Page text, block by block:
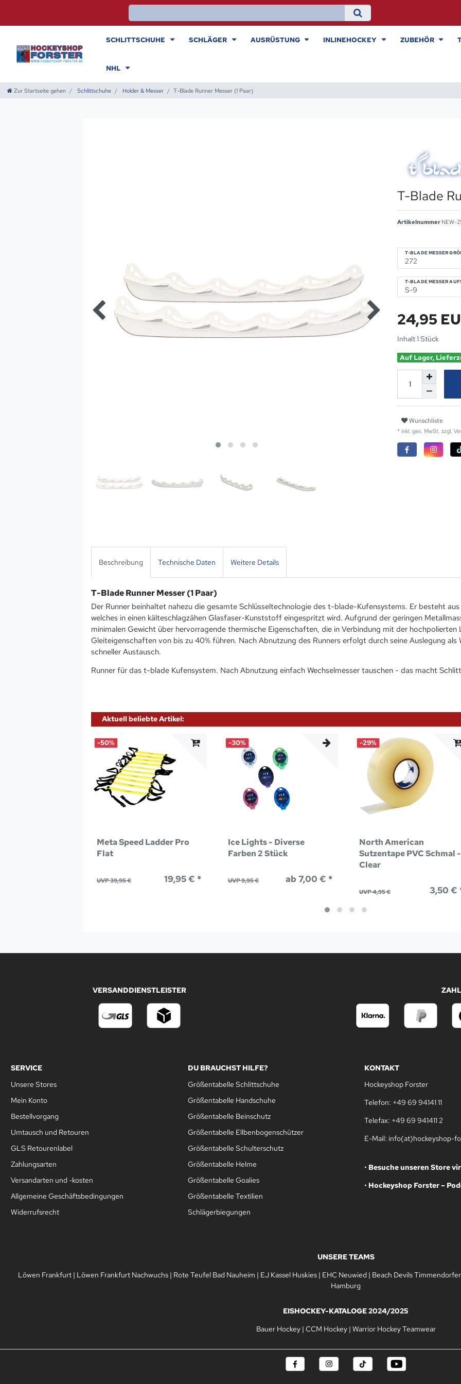
SCHLITTSCHUHE SCHLÄGER AUSRÜSTUNG INLINEHOCKEY ZUBEHÖR
NHL
Zur Startseite gehen Schlittschuhe Holder & Messer T-Blade Runner Messer (1 Paar)
T-Blade
Artikelnummer NEW-
T-BLADE MESSER
T-BLADE MESSER
24,95
Inhalt1Stück
Auf Lager,
Wunschliste
* inkl. ges. MwSt. zzgl.
Beschreibung Technische Daten Weitere Details
T-Blade Runner Messer (1 Paar)
Der Runner beinhaltet nahezu die gesamte Schlüsseltechnologie des t-blade-Kufensystems. Er besteht
welches in einen kälteschlagzähen Glasfaser-Kunststoff eingespritzt wird. Aufgrund der geringen
minimalen Gewicht über hervorragende thermische Eigenschaften, die in Verbindung mit der hochpolierten
Gleiteigenschaften von bis zu 40% führen. Nach Abnutzung des Runners erfolgt durch seine Auslegung als
schneller Austausch.
Runner für das t-blade Kufensystem. Nach Abnutzung einfach Wechselmesser tauschen - das macht
Aktuell beliebte Artikel:
-50%
Meta Speed Ladder Pro
Flat
UVP 39,95 € 19,95 € *
-30%
Ice Lights - Diverse
Farben 2 Stück
UVP 9,95 € ab 7,00 € *
-29%
North American
Sutzentape PVC Schmal -
Clear
UVP 4,95 € 3,50 €
VERSANDDIENSTLEISTER
SERVICE
Unsere Stores
Mein Konto
Bestellvorgang
Umtausch und Retouren
GLS Retourenlabel
Zahlungsarten
Versandarten und -kosten
Allgemeine Geschäftsbedingungen
Widerrufsrecht
DU BRAUCHST HILFE?
Größentabelle Schlittschuhe
Größentabelle Handschuhe
Größentabelle Beinschutz
Größentabelle Ellbenbogenschützer
Größentabelle Schulterschutz
Größentabelle Helme
Größentabelle Goalies
Größentabelle Textilien
Schlägerbiegungen
KONTAKT
Hockeyshop Forster
Telefon: +49 69 94141 11
Telefax: +49 69 941411 2
E-Mail: info(at)hockeyshop-
• Besuche unseren Store
• Hockeyshop Forster –
UNSERE TEAMS
Löwen Frankfurt | Löwen Frankfurt Nachwuchs | Rote Teufel Bad Nauheim | EJ Kassel Huskies | EHC Neuwied | Beach Devils
Hamburg
EISHOCKEY-KATALOGE 2024/2025
Bauer Hockey| CCM Hockey| Warrior Hockey Teamwear